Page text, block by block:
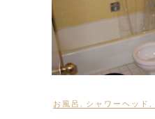
お風呂 シャワーヘッド